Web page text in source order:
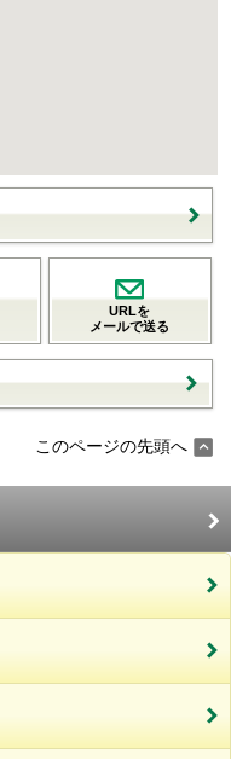
URLを
メールで送る
このページの先頭へ